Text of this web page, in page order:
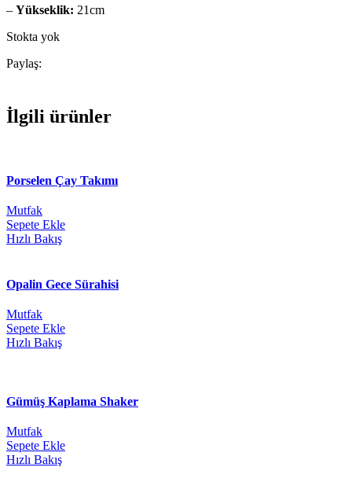
– Yükseklik: 21cm
Stokta yok
Paylaş:
İlgili ürünler
Porselen Çay Takımı
Mutfak
Sepete Ekle
Hızlı Bakış
Opalin Gece Sürahisi
Mutfak
Sepete Ekle
Hızlı Bakış
Gümüş Kaplama Shaker
Mutfak
Sepete Ekle
Hızlı Bakış